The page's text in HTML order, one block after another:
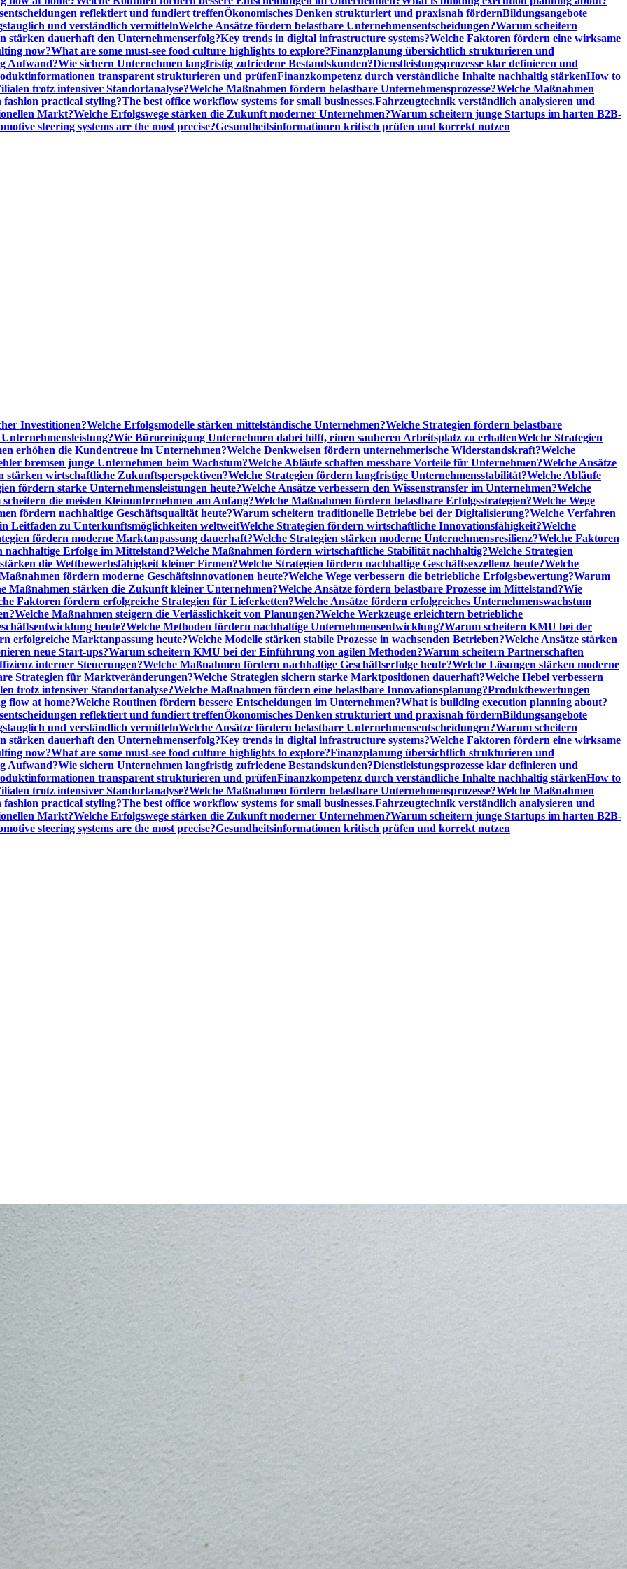
reflektiert und fundiert treffenÖkonomisches Denken strukturiert und praxisnah fördernBildungsangebote
und verständlich vermittelnWelche Ansätze fördern belastbare Unternehmensentscheidungen?Warum scheitern
stärken dauerhaft den Unternehmenserfolg?Key trends in digital infrastructure systems?Welche Faktoren fördern eine wirksame
now?What are some must-see food culture highlights to explore?Finanzplanung übersichtlich strukturieren und
Aufwand?Wie sichern Unternehmen langfristig zufriedene Bestandskunden?Dienstleistungsprozesse klar definieren und
transparent strukturieren und prüfenFinanzkompetenz durch verständliche Inhalte nachhaltig stärkenHow to
trotz intensiver Standortanalyse?Welche Maßnahmen fördern belastbare Unternehmensprozesse?Welche Maßnahmen
practical styling?The best office workflow systems for small businesses.Fahrzeugtechnik verständlich analysieren und
Markt?Welche Erfolgswege stärken die Zukunft moderner Unternehmen?Warum scheitern junge Startups im harten B2B-
steering systems are the most precise?Gesundheitsinformationen kritisch prüfen und korrekt nutzen
Investitionen?Welche Erfolgsmodelle stärken mittelständische Unternehmen?Welche Strategien fördern belastbare
Wie Büroreinigung Unternehmen dabei hilft, einen sauberen Arbeitsplatz zu erhaltenWelche Strategien
erhöhen die Kundentreue im Unternehmen?Welche Denkweisen fördern unternehmerische Widerstandskraft?Welche
bremsen junge Unternehmen beim Wachstum?Welche Abläufe schaffen messbare Vorteile für Unternehmen?Welche Ansätze
stärken wirtschaftliche Zukunftsperspektiven?Welche Strategien fördern langfristige Unternehmensstabilität?Welche Abläufe
fördern starke Unternehmensleistungen heute?Welche Ansätze verbessern den Wissenstransfer im Unternehmen?Welche
die meisten Kleinunternehmen am Anfang?Welche Maßnahmen fördern belastbare Erfolgsstrategien?Welche Wege
fördern nachhaltige Geschäftsqualität heute?Warum scheitern traditionelle Betriebe bei der Digitalisierung?Welche Verfahren
Leitfaden zu Unterkunftsmöglichkeiten weltweitWelche Strategien fördern wirtschaftliche Innovationsfähigkeit?Welche
fördern moderne Marktanpassung dauerhaft?Welche Strategien stärken moderne Unternehmensresilienz?Welche Faktoren
nachhaltige Erfolge im Mittelstand?Welche Maßnahmen fördern wirtschaftliche Stabilität nachhaltig?Welche Strategien
die Wettbewerbsfähigkeit kleiner Firmen?Welche Strategien fördern nachhaltige Geschäftsexzellenz heute?Welche
fördern moderne Geschäftsinnovationen heute?Welche Wege verbessern die betriebliche Erfolgsbewertung?Warum
Maßnahmen stärken die Zukunft kleiner Unternehmen?Welche Ansätze fördern belastbare Prozesse im Mittelstand?Wie
Faktoren fördern erfolgreiche Strategien für Lieferketten?Welche Ansätze fördern erfolgreiches Unternehmenswachstum
Welche Maßnahmen steigern die Verlässlichkeit von Planungen?Welche Werkzeuge erleichtern betriebliche
heute?Welche Methoden fördern nachhaltige Unternehmensentwicklung?Warum scheitern KMU bei der
erfolgreiche Marktanpassung heute?Welche Modelle stärken stabile Prozesse in wachsenden Betrieben?Welche Ansätze stärken
neue Start-ups?Warum scheitern KMU bei der Einführung von agilen Methoden?Warum scheitern Partnerschaften
interner Steuerungen?Welche Maßnahmen fördern nachhaltige Geschäftserfolge heute?Welche Lösungen stärken moderne
Strategien für Marktveränderungen?Welche Strategien sichern starke Marktpositionen dauerhaft?Welche Hebel verbessern
trotz intensiver Standortanalyse?Welche Maßnahmen fördern eine belastbare Innovationsplanung?Produktbewertungen
flow at home?Welche Routinen fördern bessere Entscheidungen im Unternehmen?What is building execution planning about?
reflektiert und fundiert treffenÖkonomisches Denken strukturiert und praxisnah fördernBildungsangebote
und verständlich vermittelnWelche Ansätze fördern belastbare Unternehmensentscheidungen?Warum scheitern
stärken dauerhaft den Unternehmenserfolg?Key trends in digital infrastructure systems?Welche Faktoren fördern eine wirksame
now?What are some must-see food culture highlights to explore?Finanzplanung übersichtlich strukturieren und
Aufwand?Wie sichern Unternehmen langfristig zufriedene Bestandskunden?Dienstleistungsprozesse klar definieren und
transparent strukturieren und prüfenFinanzkompetenz durch verständliche Inhalte nachhaltig stärkenHow to
trotz intensiver Standortanalyse?Welche Maßnahmen fördern belastbare Unternehmensprozesse?Welche Maßnahmen
practical styling?The best office workflow systems for small businesses.Fahrzeugtechnik verständlich analysieren und
Markt?Welche Erfolgswege stärken die Zukunft moderner Unternehmen?Warum scheitern junge Startups im harten B2B-
steering systems are the most precise?Gesundheitsinformationen kritisch prüfen und korrekt nutzen